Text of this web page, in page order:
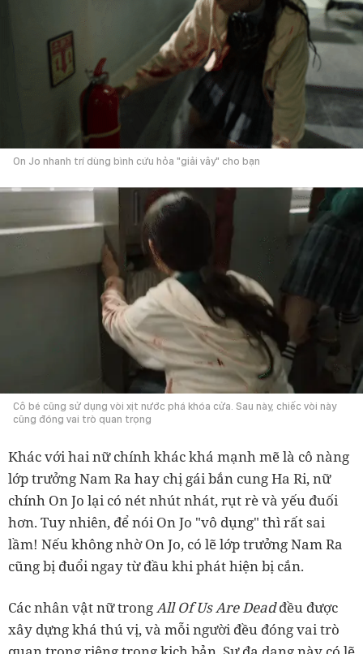
On Jo nhanh trí dùng bình cứu hỏa "giải vây" cho bạn
Cô bé cũng sử dụng vòi xịt nước phá khóa cửa. Sau này, chiếc vòi này
cũng đóng vai trò quan trọng
Khác với hai nữ chính khác khá mạnh mẽ là cô nàng
lớp trưởng Nam Ra hay chị gái bắn cung Ha Ri, nữ
chính On Jo lại có nét nhút nhát, rụt rè và yếu đuối
hơn. Tuy nhiên, để nói On Jo "vô dụng" thì rất sai
lầm! Nếu không nhờ On Jo, có lẽ lớp trưởng Nam Ra
cũng bị đuổi ngay từ đầu khi phát hiện bị cắn.
Các nhân vật nữ trongAll Of Us Are Deadđều được
xây dựng khá thú vị, và mỗi người đều đóng vai trò